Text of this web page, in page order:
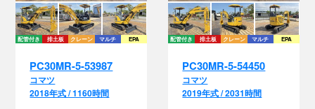
配管付き 排土板 クレーン マルチ EPA
PC30MR-5-53987
コマツ
2018年式 / 1160時間
配管付き 排土板 クレーン マルチ EPA
PC30MR-5-54450
コマツ
2019年式 / 2031時間